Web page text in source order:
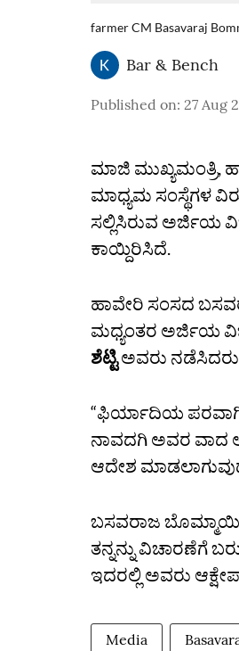
farmer CM Basavaraj
Bar & Bench
Published on: 27 Aug
ಮಾಜಿ ಮುಖ್ಯಮಂತ್ರಿ,
ಮಾಧ್ಯಮ ಸಂಸ್ಥೆಗಳ
ಸಲ್ಲಿಸಿರುವ ಅರ್ಜಿಯ
ಕಾಯ್ದಿರಿಸಿದೆ.
ಹಾವೇರಿ ಸಂಸದ
ಮಧ್ಯಂತರ ಅರ್ಜಿಯ
ಶೆಟ್ಟಿಅವರು
“ಫಿರ್ಯಾದಿಯ ಪರವಾಗಿ
ನಾವದಗಿ ಅವರ ವಾದ
ಆದೇಶ
ಬಸವರಾಜ ಬೊಮ್ಮಾಯಿ
ತನ್ನನ್ನು ವಿಚಾರಣೆಗೆ
ಇದರಲ್ಲಿ ಅವರು
Media